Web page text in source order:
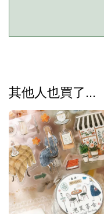
其他人也買了...